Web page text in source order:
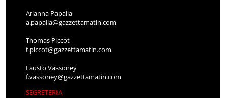
Arianna Papalia
a.papalia@gazzettamatin.com
Thomas Piccot
t.piccot@gazzettamatin.com
Fausto Vassoney
f.vassoney@gazzettamatin.com
SEGRETERIA